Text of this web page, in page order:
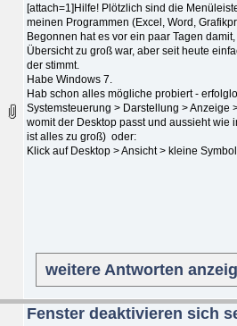
[attach=1]Hilfe! Plötzlich sind die
meinen Programmen (Excel, Word,
Begonnen hat es vor ein paar Tagen
Übersicht zu groß war, aber seit heute
der stimmt.
Habe Windows 7.
Hab schon alles mögliche probiert -
Systemsteuerung > Darstellung > Anzeige
womit der Desktop passt und aussieht wie
ist alles zu groß) oder:
Klick auf Desktop > Ansicht > kleine
weitere Antworten
Fenster deaktivieren sich